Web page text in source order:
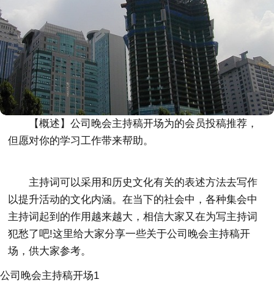
【概述】公司晚会主持稿开场为的会员投稿推荐，
但愿对你的学习工作带来帮助。
主持词可以采用和历史文化有关的表述方法去写作
以提升活动的文化内涵。在当下的社会中，各种集会中
主持词起到的作用越来越大，相信大家又在为写主持词
犯愁了吧!这里给大家分享一些关于公司晚会主持稿开
场，供大家参考。
公司晚会主持稿开场1